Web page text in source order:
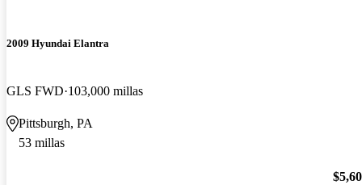
2009 Hyundai Elantra
GLS FWD 103,000 millas
Pittsburgh, PA
53 millas